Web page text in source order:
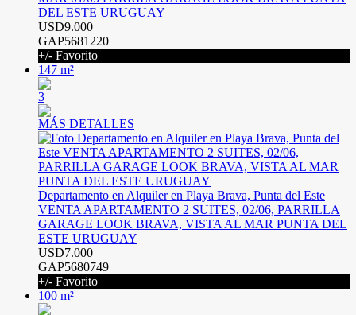
DEL ESTE URUGUAY
USD9.000
GAP5681220
+/- Favorito
147 m²
3
MÁS DETALLES
Departamento en Alquiler en Playa Brava, Punta del Este
VENTA APARTAMENTO 2 SUITES, 02/06, PARRILLA
GARAGE LOOK BRAVA, VISTA AL MAR PUNTA DEL
ESTE URUGUAY
USD7.000
GAP5680749
+/- Favorito
100 m²